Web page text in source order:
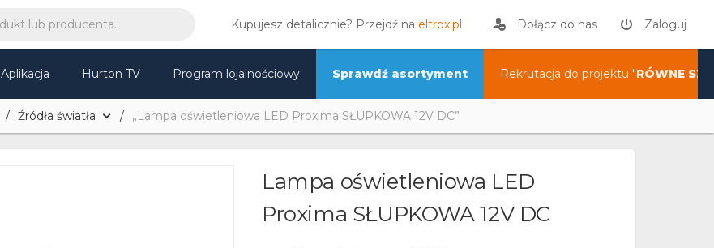
Kupujesz detalicznie? Przejdź na eltrox.pl Dołącz do nas Zaloguj
Aplikacja Hurton TV Program lojalnościowy Sprawdź asortyment Rekrutacja do projektu "RÓWNE
Źródła światła „Lampa oświetleniowa LED Proxima SŁUPKOWA 12V DC”
Lampa oświetleniowa LED
Proxima SŁUPKOWA 12V DC